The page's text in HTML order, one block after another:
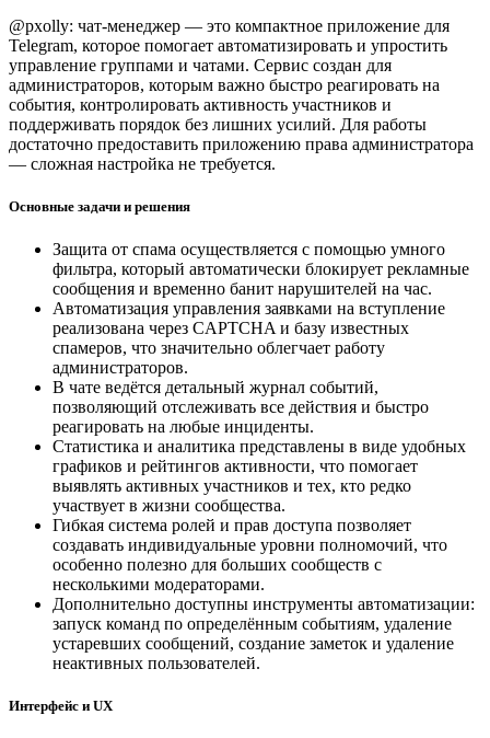
@pxolly: чат-менеджер — это компактное приложение для
Telegram, которое помогает автоматизировать и упростить
управление группами и чатами. Сервис создан для
администраторов, которым важно быстро реагировать на
события, контролировать активность участников и
поддерживать порядок без лишних усилий. Для работы
достаточно предоставить приложению права администратора
— сложная настройка не требуется.
Основные задачи и решения
Защита от спама осуществляется с помощью умного
фильтра, который автоматически блокирует рекламные
сообщения и временно банит нарушителей на час.
Автоматизация управления заявками на вступление
реализована через CAPTCHA и базу известных
спамеров, что значительно облегчает работу
администраторов.
В чате ведётся детальный журнал событий,
позволяющий отслеживать все действия и быстро
реагировать на любые инциденты.
Статистика и аналитика представлены в виде удобных
графиков и рейтингов активности, что помогает
выявлять активных участников и тех, кто редко
участвует в жизни сообщества.
Гибкая система ролей и прав доступа позволяет
создавать индивидуальные уровни полномочий, что
особенно полезно для больших сообществ с
несколькими модераторами.
Дополнительно доступны инструменты автоматизации:
запуск команд по определённым событиям, удаление
устаревших сообщений, создание заметок и удаление
неактивных пользователей.
Интерфейс и UX